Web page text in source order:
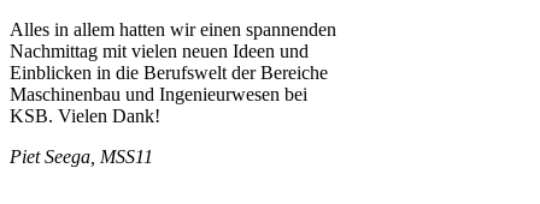
Alles in allem hatten wir einen spannenden
Nachmittag mit vielen neuen Ideen und
Einblicken in die Berufswelt der Bereiche
Maschinenbau und Ingenieurwesen bei
KSB. Vielen Dank!
Piet Seega, MSS11